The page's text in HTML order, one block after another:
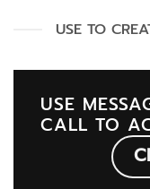
USE TO
USE
CALL TO